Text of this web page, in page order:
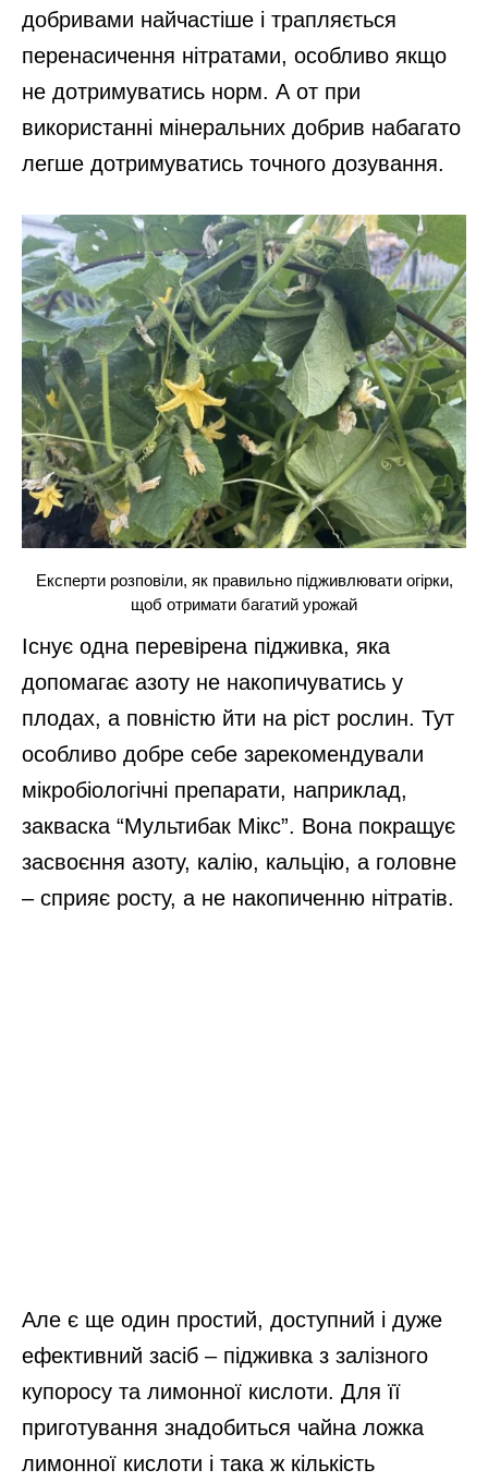
добривами найчастіше і трапляється
перенасичення нітратами, особливо якщо
не дотримуватись норм. А от при
використанні мінеральних добрив набагато
легше дотримуватись точного дозування.
Експерти розповіли, як правильно підживлювати огірки,
щоб отримати багатий урожай
Існує одна перевірена підживка, яка
допомагає азоту не накопичуватись у
плодах, а повністю йти на ріст рослин. Тут
особливо добре себе зарекомендували
мікробіологічні препарати, наприклад,
закваска “Мультибак Мікс”. Вона покращує
засвоєння азоту, калію, кальцію, а головне
– сприяє росту, а не накопиченню нітратів.
Але є ще один простий, доступний і дуже
ефективний засіб – підживка з залізного
купоросу та лимонної кислоти. Для її
приготування знадобиться чайна ложка
лимонної кислоти і така ж кількість